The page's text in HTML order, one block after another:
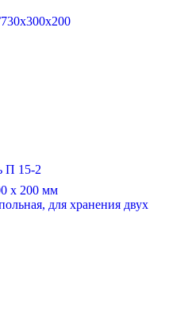
730х300х200
П 15-2
х 200 мм
для хранения двух